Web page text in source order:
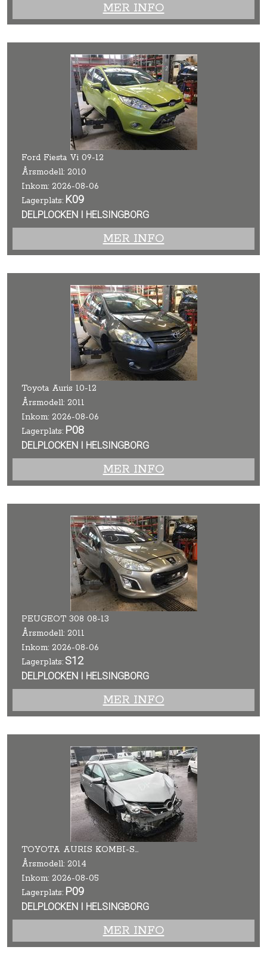
MER INFO
Ford Fiesta Vi 09-12
Årsmodell: 2010
Inkom: 2026-08-06
Lagerplats: K09
DELPLOCKEN I HELSINGBORG
MER INFO
Toyota Auris 10-12
Årsmodell: 2011
Inkom: 2026-08-06
Lagerplats: P08
DELPLOCKEN I HELSINGBORG
MER INFO
PEUGEOT 308 08-13
Årsmodell: 2011
Inkom: 2026-08-06
Lagerplats: S12
DELPLOCKEN I HELSINGBORG
MER INFO
TOYOTA AURIS KOMBI-SEDAN 5D
Årsmodell: 2014
Inkom: 2026-08-05
Lagerplats: P09
DELPLOCKEN I HELSINGBORG
MER INFO